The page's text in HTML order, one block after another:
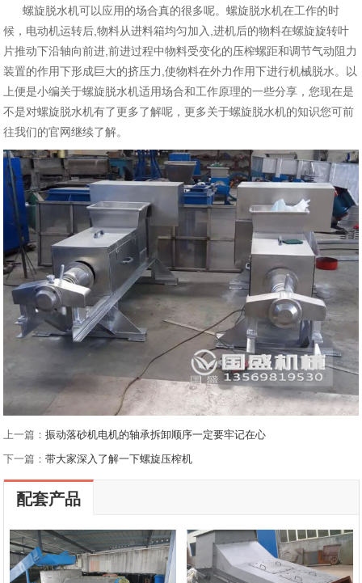
螺旋脱水机可以应用的场合真的很多呢。螺旋脱水机在工作的时
候，电动机运转后,物料从进料箱均匀加入,进机后的物料在螺旋旋转叶
片推动下沿轴向前进,前进过程中物料受变化的压榨螺距和调节气动阻力
装置的作用下形成巨大的挤压力,使物料在外力作用下进行机械脱水。以
上便是小编关于螺旋脱水机适用场合和工作原理的一些分享，您现在是
不是对螺旋脱水机有了更多了解呢，更多关于螺旋脱水机的知识您可前
往我们的官网继续了解。
上一篇：振动落砂机电机的轴承拆卸顺序一定要牢记在心
下一篇：带大家深入了解一下螺旋压榨机
配套产品